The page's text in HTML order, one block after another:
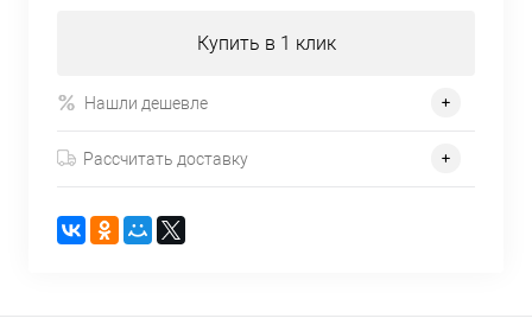
Купить в 1 клик
Нашли дешевле
Рассчитать доставку